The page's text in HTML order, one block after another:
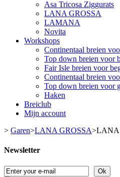
Asa Tricosa Ziggurats
LANA GROSSA
LAMANA
Novita
Workshops
Continentaal breien
Top down breien voor
Fair Isle breien voor
Continentaal breien
Top down breien voor
Haken
Breiclub
Mijn account
> Garen>LANA GROSSA>LANA
Newsletter
Ok